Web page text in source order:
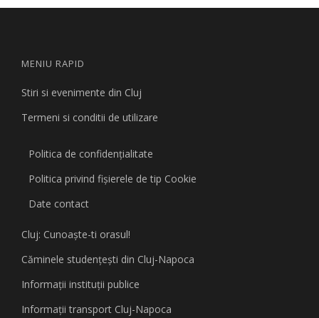
MENIU RAPID
Stiri si evenimente din Cluj
Termeni si conditii de utilizare
Politica de confidențialitate
Politica privind fişierele de tip Cookie
Date contact
Cluj: Cunoaşte-ti orasul!
Căminele studenţeşti din Cluj-Napoca
Informaţii instituţii publice
Informaţii transport Cluj-Napoca